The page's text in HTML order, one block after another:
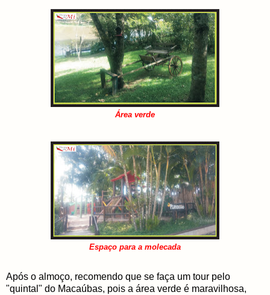
Área verde
Espaço para a molecada
Após o almoço, recomendo que se faça um tour pelo
"quintal" do Macaúbas, pois a área verde é maravilhosa,